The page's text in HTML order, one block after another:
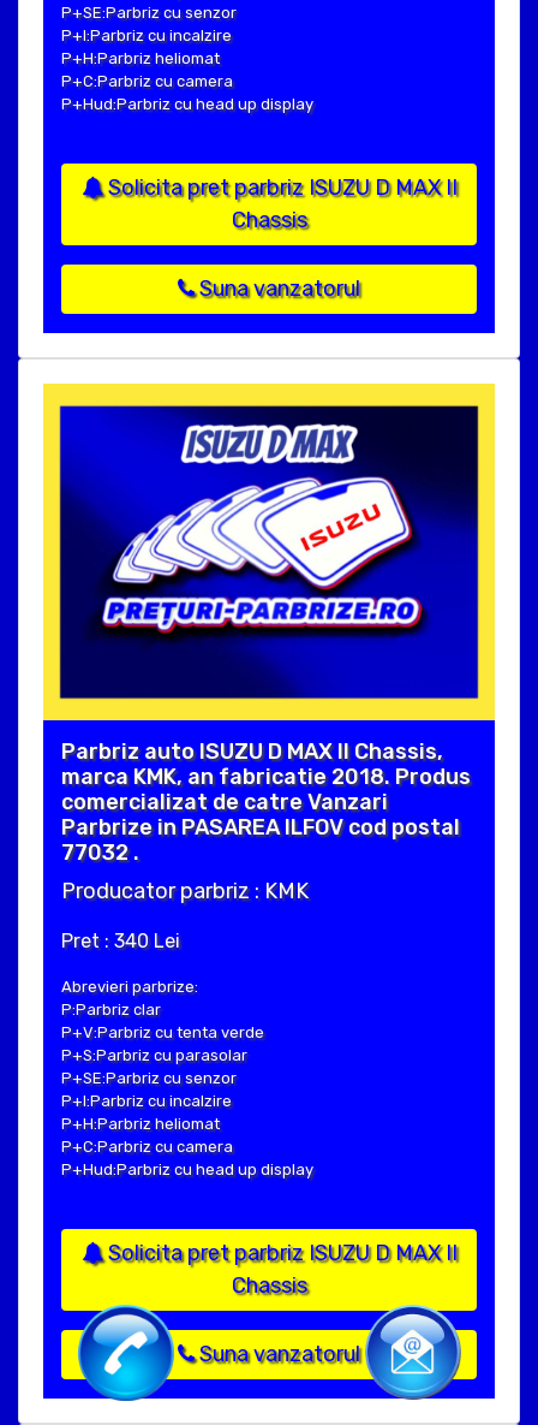
P+SE:Parbriz cu senzor
P+I:Parbriz cu incalzire
P+H:Parbriz heliomat
P+C:Parbriz cu camera
P+Hud:Parbriz cu head up display
Solicita pret parbriz ISUZU D MAX II
Chassis
Suna vanzatorul
Parbriz auto ISUZU D MAX II Chassis,
marca KMK, an fabricatie 2018. Produs
comercializat de catre Vanzari
Parbrize in PASAREA ILFOV cod postal
77032 .
Producator parbriz : KMK
Pret : 340 Lei
Abrevieri parbrize:
P:Parbriz clar
P+V:Parbriz cu tenta verde
P+S:Parbriz cu parasolar
P+SE:Parbriz cu senzor
P+I:Parbriz cu incalzire
P+H:Parbriz heliomat
P+C:Parbriz cu camera
P+Hud:Parbriz cu head up display
Solicita pret parbriz ISUZU D MAX II
Chassis
Suna vanzatorul